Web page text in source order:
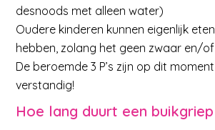
desnoods met alleen water)
Oudere kinderen kunnen eigenlijk
hebben, zolang het geen zwaar en/
De beroemde 3 P’s zijn op dit
verstandig!
Hoe lang duurt een buikgriep